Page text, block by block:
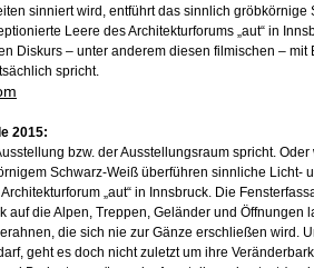
sinniert wird, entführt das sinnlich gröbkörnige
Leere des Architekturforums „aut“ in
Diskurs – unter anderem diesen filmischen – mit
spricht.
2015:
bzw. der Ausstellungsraum spricht. Oder
Schwarz-Weiß überführen sinnliche Licht-
„aut“ in Innsbruck. Die
auf die Alpen, Treppen, Geländer und Öffnungen
die sich nie zur Gänze erschließen wird.
geht es doch nicht zuletzt um ihre